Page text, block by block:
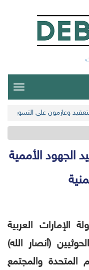
وعازمون على التسوية
الجهود الأممية
الإمارات العربية
(أنصار الله)
المتحدة والمجتمع